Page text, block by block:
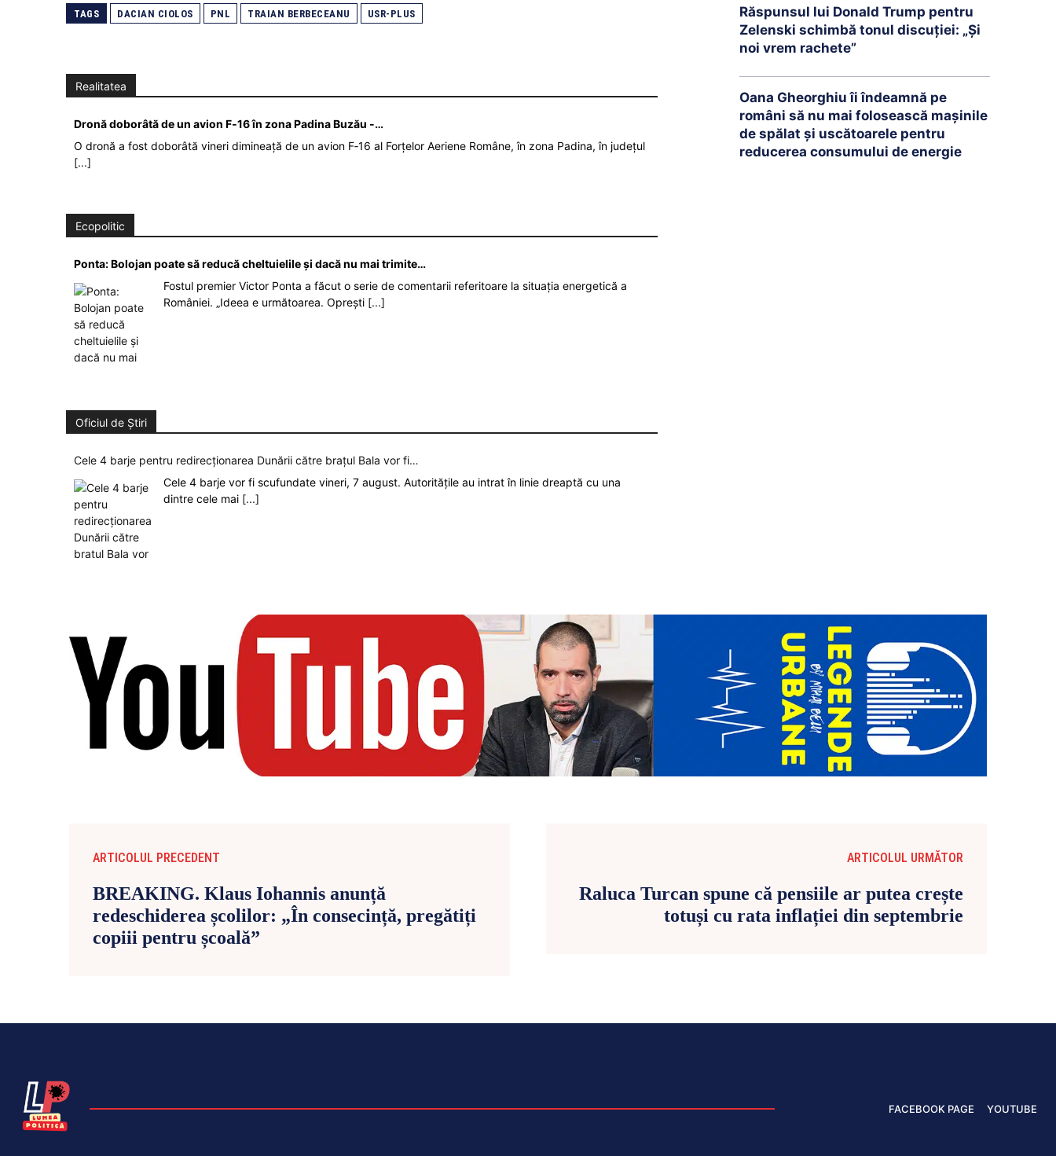
TAGS DACIAN CIOLOS PNL TRAIAN BERBECEANU USR-PLUS
Realitatea
Dronă doborâtă de un avion F‑16 în zona Padina Buzău -…
O dronă a fost doborâtă vineri dimineață de un avion F‑16 al Forțelor Aeriene Române, în zona Padina, în județul
[...]
Ecopolitic
Ponta: Bolojan poate să reducă cheltuielile şi dacă nu mai trimite…
Fostul premier Victor Ponta a făcut o serie de comentarii referitoare la situația energetică a
României. „Ideea e următoarea. Oprești [...]
Oficiul de Știri
Cele 4 barje pentru redirecționarea Dunării către brațul Bala vor fi…
Cele 4 barje vor fi scufundate vineri, 7 august. Autoritățile au intrat în linie dreaptă cu una
dintre cele mai [...]
Răspunsul lui Donald Trump pentru
Zelenski schimbă tonul discuției: „Și
noi vrem rachete”
Oana Gheorghiu îi îndeamnă pe
români să nu mai folosească mașinile
de spălat și uscătoarele pentru
reducerea consumului de energie
ARTICOLUL PRECEDENT
BREAKING. Klaus Iohannis anunță
redeschiderea școlilor: „În consecință, pregătiți
copiii pentru școală”
ARTICOLUL URMĂTOR
Raluca Turcan spune că pensiile ar putea crește
totuși cu rata inflației din septembrie
FACEBOOK PAGE YOUTUBE